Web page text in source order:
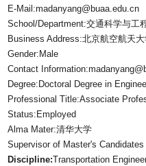
E-Mail:madanyang@buaa.edu.cn
School/Department:交通科学与工
Business Address:北京航空航天
Gender:Male
Contact
Degree:Doctoral Degree in
Professional Title:Associate
Status:Employed
Alma Mater:清华大学
Supervisor of Master's Candidates
Discipline:Transportation